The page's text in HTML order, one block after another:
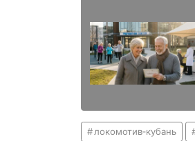
локомотив‑кубань